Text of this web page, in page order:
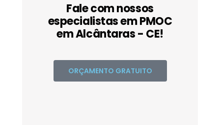
Fale com nossos
especialistas em PMOC
em Alcântaras - CE!
ORÇAMENTO GRATUITO